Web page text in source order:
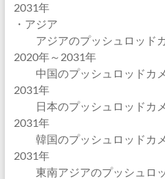
2031年
・アジア
アジアのプッシュロッドカ
2020年～2031年
中国のプッシュロッドカメ
2031年
日本のプッシュロッドカメ
2031年
韓国のプッシュロッドカメ
2031年
東南アジアのプッシュロ